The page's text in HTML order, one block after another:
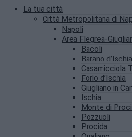
La tua città
Città Metropolitana di
Napoli
Area Flegrea-
Bacoli
Barano d’Ischia
Casamicciola
Forio d’Ischia
Giugliano in
Ischia
Monte di
Pozzuoli
Procida